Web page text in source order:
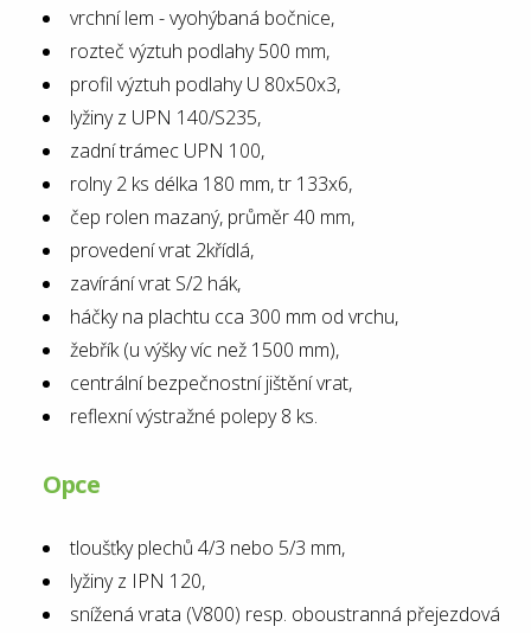
vrchní lem - vyohýbaná bočnice,
rozteč výztuh podlahy 500 mm,
profil výztuh podlahy U 80x50x3,
lyžiny z UPN 140/S235,
zadní trámec UPN 100,
rolny 2 ks délka 180 mm, tr 133x6,
čep rolen mazaný, průměr 40 mm,
provedení vrat 2křídlá,
zavírání vrat S/2 hák,
háčky na plachtu cca 300 mm od vrchu,
žebřík (u výšky víc než 1500 mm),
centrální bezpečnostní jištění vrat,
reflexní výstražné polepy 8 ks.
Opce
tloušťky plechů 4/3 nebo 5/3 mm,
lyžiny z IPN 120,
snížená vrata (V800) resp. oboustranná přejezdová